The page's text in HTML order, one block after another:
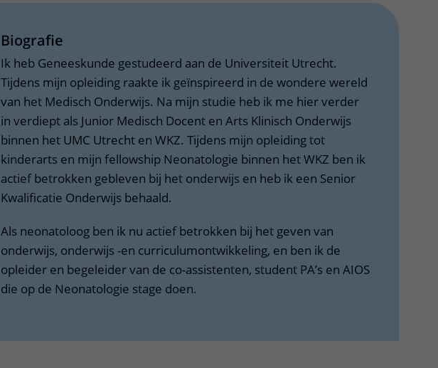
Biografie
Ik heb Geneeskunde gestudeerd aan de Universiteit Utrecht.
Tijdens mijn opleiding raakte ik geïnspireerd in de wondere wereld
van het Medisch Onderwijs. Na mijn studie heb ik me hier verder
in verdiept als Junior Medisch Docent en Arts Klinisch Onderwijs
binnen het UMC Utrecht en WKZ. Tijdens mijn opleiding tot
kinderarts en mijn fellowship Neonatologie binnen het WKZ ben ik
actief betrokken gebleven bij het onderwijs en heb ik een Senior
Kwalificatie Onderwijs behaald.
Als neonatoloog ben ik nu actief betrokken bij het geven van
onderwijs, onderwijs -en curriculumontwikkeling, en ben ik de
opleider en begeleider van de co-assistenten, student PA’s en AIOS
die op de Neonatologie stage doen.